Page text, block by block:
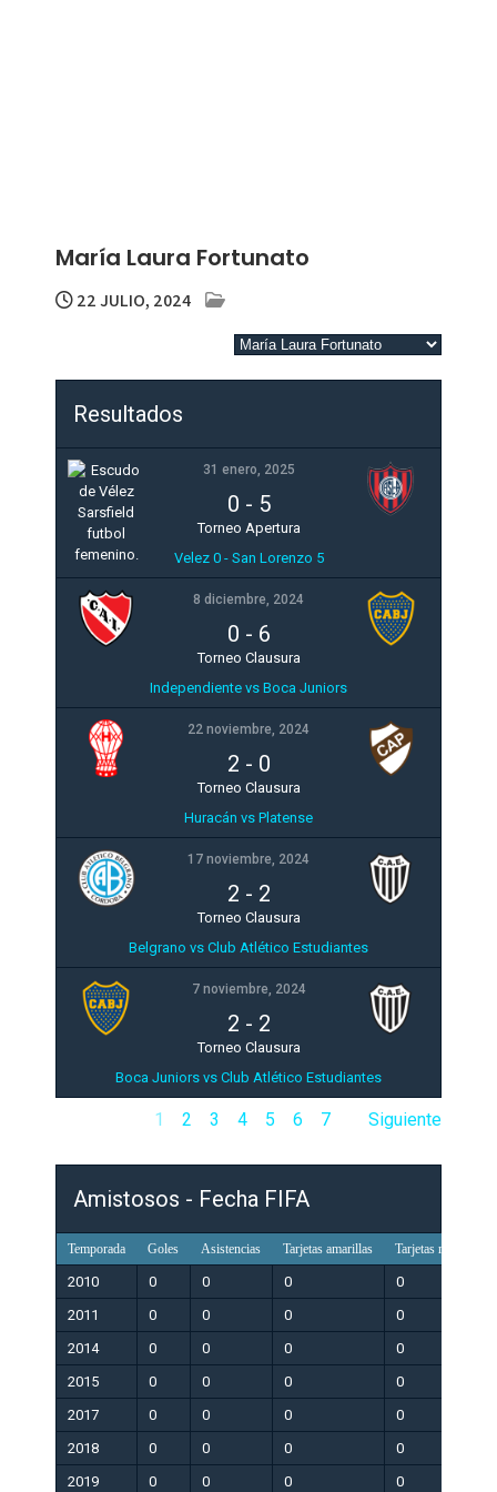
María Laura Fortunato
22 JULIO, 2024
Resultados
31 enero, 2025
0 - 5
Torneo Apertura
Velez 0 - San Lorenzo 5
8 diciembre, 2024
0 - 6
Torneo Clausura
Independiente vs Boca Juniors
22 noviembre, 2024
2 - 0
Torneo Clausura
Huracán vs Platense
17 noviembre, 2024
2 - 2
Torneo Clausura
Belgrano vs Club Atlético Estudiantes
7 noviembre, 2024
2 - 2
Torneo Clausura
Boca Juniors vs Club Atlético Estudiantes
1 2 3 4 5 6 7 Siguiente
Amistosos - Fecha FIFA
Temporada Goles Asistencias Tarjetas amarillas Tarjetas rojas
2010 0 0 0 0
2011
0 0 0 0
2014
0 0 0 0
2015
0 0 0 0
2017
0 0 0 0
2018
0 0 0 0
2019
0 0 0 0